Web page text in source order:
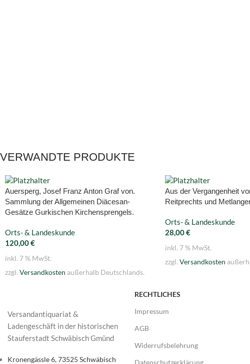
VERWANDTE PRODUKTE
Auersperg, Josef Franz Anton Graf von.
Sammlung der Allgemeinen Diäcesan-
Gesätze Gurkischen Kirchensprengels.
Orts- & Landeskunde
120,00€
inkl. 7 % MwSt.
zzgl. Versandkosten außerhalb Deutschlands.
Aus der Vergangenheit
Reitprechts und
Orts- & Landeskunde
28,00€
inkl. 7 % MwSt.
zzgl. Versandkosten
Versandantiquariat &
Ladengeschäft in der historischen
Stauferstadt Schwäbisch Gmünd
Kronengässle 6, 73525 Schwäbisch
RECHTLICHES
Impressum
AGB
Widerrufsbelehrung
Datenschutzerklärung